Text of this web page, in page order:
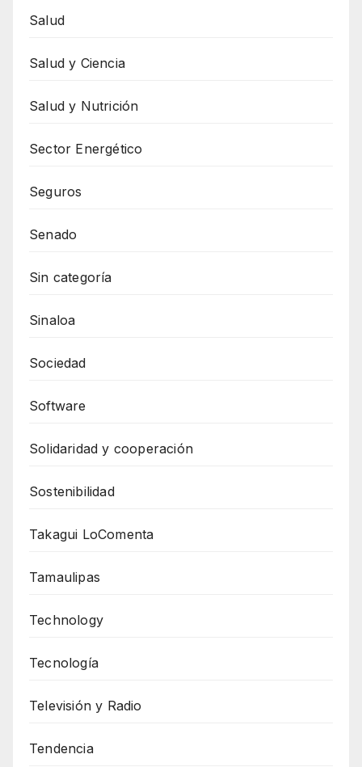
Salud
Salud y Ciencia
Salud y Nutrición
Sector Energético
Seguros
Senado
Sin categoría
Sinaloa
Sociedad
Software
Solidaridad y cooperación
Sostenibilidad
Takagui LoComenta
Tamaulipas
Technology
Tecnología
Televisión y Radio
Tendencia